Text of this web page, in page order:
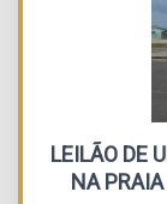
LEILÃO DE
NA